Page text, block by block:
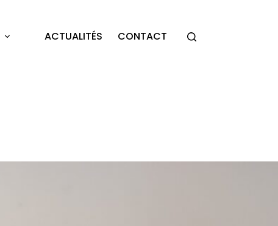
ACTUALITÉS CONTACT